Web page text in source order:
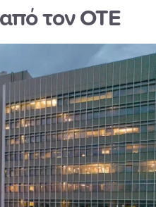
τον ΟΤΕ